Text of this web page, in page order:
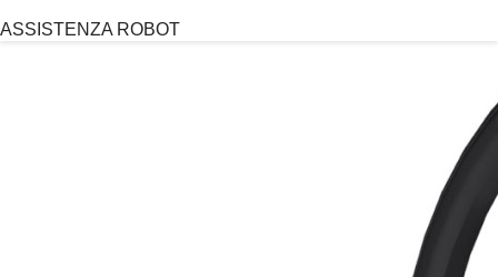
ASSISTENZA ROBOT